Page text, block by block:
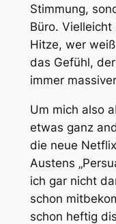
Stimmung,
Büro.
Hitze, wer
das Gefühl,
immer
Um mich also
etwas ganz
die neue
Austens
ich gar nicht
schon
schon heftig